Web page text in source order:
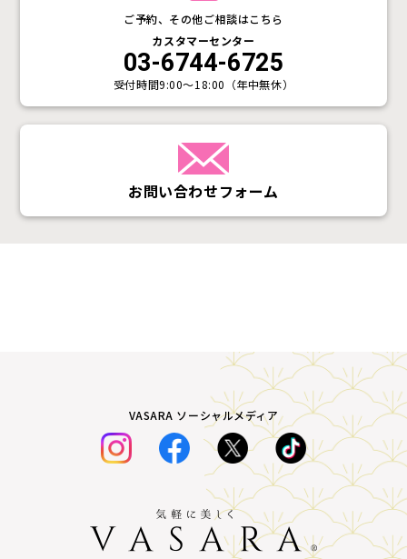
お問い合わせフォーム
ご予約、その他ご相談はこちら
カスタマーセンター
03-6744-6725
受付時間9:00〜18:00（年中無休）
VASARA ソーシャルメディア